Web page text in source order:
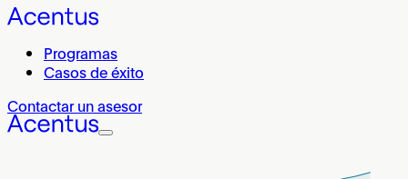
Programas
Casos de éxito
Contactar un asesor